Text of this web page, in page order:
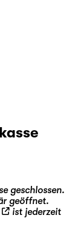
geschlossen.
geöffnet.
ist jederzeit